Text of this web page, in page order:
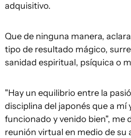
adquisitivo.
Que de ninguna manera,
tipo de resultado mágico,
sanidad espiritual, psíquica o
"Hay un equilibrio entre la
disciplina del japonés que a mí
funcionado y venido bien", me
reunión virtual en medio de su